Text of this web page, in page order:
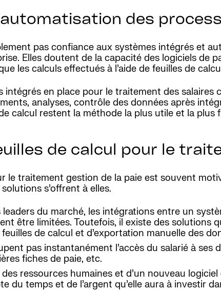
des
pas confiance aux systèmes intégrés et
Elles doutent de la capacité des logiciels de
les calculs effectués à l’aide de feuilles de
en place pour le traitement des salaires
analyses, contrôle des données après
calcul restent la méthode la plus utile et la plus
de calcul pour le
le traitement gestion de la paie est souvent
s’offrent à elles.
du marché, les intégrations entre un
être limitées. Toutefois, il existe des solutions
de calcul et d’exportation manuelle des
pas instantanément l’accès du salarié à ses
fiches de paie, etc.
ressources humaines et d’un nouveau
temps et de l’argent qu’elle aura à investir